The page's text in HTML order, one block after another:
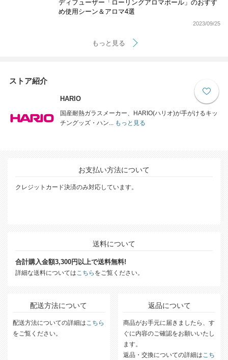
ディフューザー「ローリングアロマボール」のおすす
め使用シーン＆アロマ4選
2023/09/25
もっと見る
ストア紹介
HARIO
国産耐熱ガラスメーカー、HARIO(ハリオ)が手がけるキッ
チングッズ・ハン...もっと見る
お支払い方法について
クレジットカード決済のみ対応しています。
送料について
合計購入金額3,300円以上で送料無料!
詳細な送料についてはこちら をご覧ください。
配送方法について
配送方法についての詳細はこちら
をご覧ください。
返品について
商品がお手元に届きましたら、す
ぐに内容のご確認をお願いいたし
ます。
返品・交換についての詳細はこち